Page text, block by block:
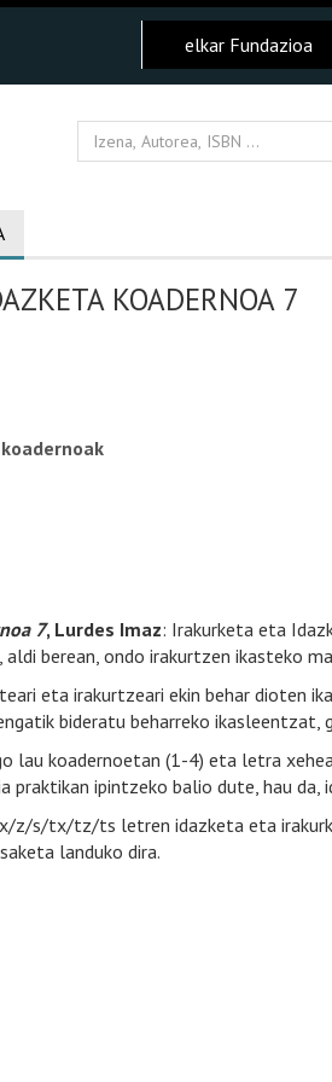
elkar Fundazioa
KOADERNOA 7
7, Lurdes Imaz: Irakurketa eta
berean, ondo irakurtzen ikasteko
eta irakurtzeari ekin behar dioten
bideratu beharreko ikasleentzat,
lau koadernoetan (1-4) eta letra
praktikan ipintzeko balio dute, hau da,
z/s/tx/tz/ts letren idazketa eta
landuko dira.